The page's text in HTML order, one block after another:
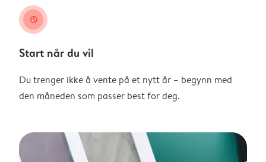
clock
Start når du vil
Du trenger ikke å vente på et nytt år – begynn med
den måneden som passer best for deg.